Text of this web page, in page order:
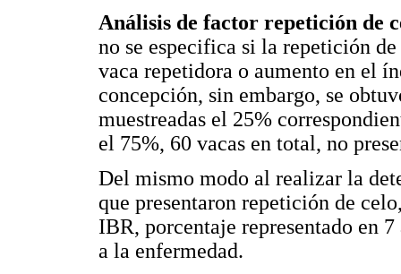
Análisis de factor repetición de
no se especifica si la repetición
vaca repetidora o aumento en el
concepción, sin embargo, se
muestreadas el 25%
el 75%, 60 vacas en total, no
Del mismo modo al realizar la
que presentaron repetición de
IBR, porcentaje representado en
a la enfermedad.